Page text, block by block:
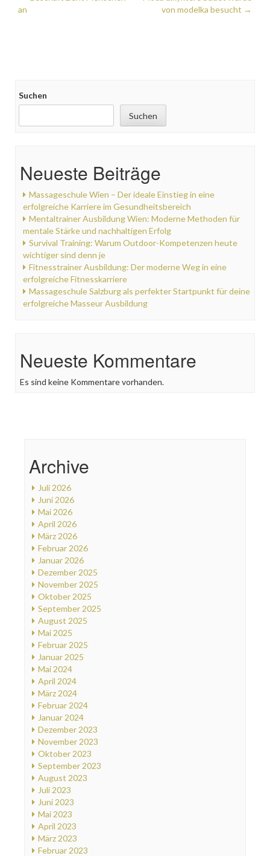
an
von modelka besucht →
Suchen
Suchen
Neueste Beiträge
Massageschule Wien – Der ideale Einstieg in eine
erfolgreiche Karriere im Gesundheitsbereich
Mentaltrainer Ausbildung Wien: Moderne Methoden für
mentale Stärke und nachhaltigen Erfolg
Survival Training: Warum Outdoor-Kompetenzen heute
wichtiger sind denn je
Fitnesstrainer Ausbildung: Der moderne Weg in eine
erfolgreiche Fitnesskarriere
Massageschule Salzburg als perfekter Startpunkt für deine
erfolgreiche Masseur Ausbildung
Neueste Kommentare
Es sind keine Kommentare vorhanden.
Archive
Juli 2026
Juni 2026
Mai 2026
April 2026
März 2026
Februar 2026
Januar 2026
Dezember 2025
November 2025
Oktober 2025
September 2025
August 2025
Mai 2025
Februar 2025
Januar 2025
Mai 2024
April 2024
März 2024
Februar 2024
Januar 2024
Dezember 2023
November 2023
Oktober 2023
September 2023
August 2023
Juli 2023
Juni 2023
Mai 2023
April 2023
März 2023
Februar 2023